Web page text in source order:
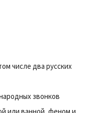
числе два русских
звонков